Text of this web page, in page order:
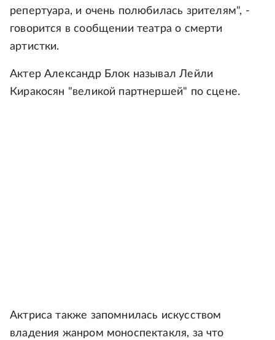
репертуара, и очень полюбилась зрителям", -
говорится в сообщении театра о смерти
артистки.
Актер Александр Блок называл Лейли
Киракосян "великой партнершей" по сцене.
Актриса также запомнилась искусством
владения жанром моноспектакля, за что